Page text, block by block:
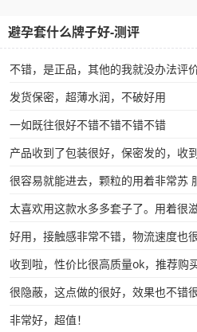
避孕套什么牌子好-测评
不错，是正品，其他的我就没办法评
发货保密，超薄水润，不破好用
一如既往很好不错不错不错不错
产品收到了包装很好，保密发的，收
很容易就能进去，颗粒的用着非常苏
太喜欢用这款水多多套子了。用着很
好用，接触感非常不错，物流速度也
收到啦，性价比很高质量ok，推荐购买
很隐蔽，这点做的很好，效果也不错很
非常好，超值！